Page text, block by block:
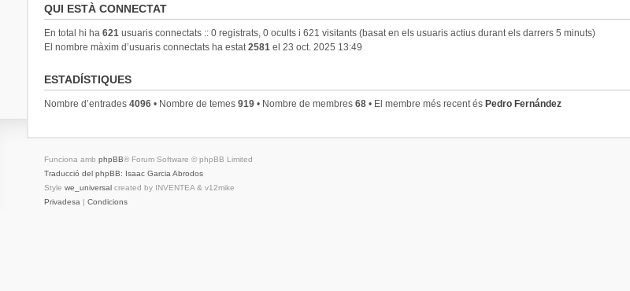
QUI ESTÀ CONNECTAT
En total hi ha 621usuaris connectats :: 0 registrats, 0 ocults i 621 visitants (basat en els usuaris actius durant els darrers 5 minuts)
El nombre màxim d’usuaris connectats ha estat2581el 23 oct. 2025 13:49
ESTADÍSTIQUES
Nombre d’entrades 4096• Nombre de temes 919• Nombre de membres 68• El membre més recent és Pedro Fernández
Funciona amb phpBB® Forum Software © phpBB Limited
Traducció del phpBB: Isaac Garcia Abrodos
Style we_universalcreated by INVENTEA & v12mike
Privadesa | Condicions